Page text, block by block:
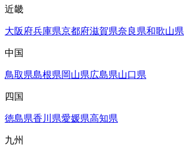
近畿
大阪府兵庫県京都府滋賀県奈良県和歌山県
中国
鳥取県島根県岡山県広島県山口県
四国
徳島県香川県愛媛県高知県
九州